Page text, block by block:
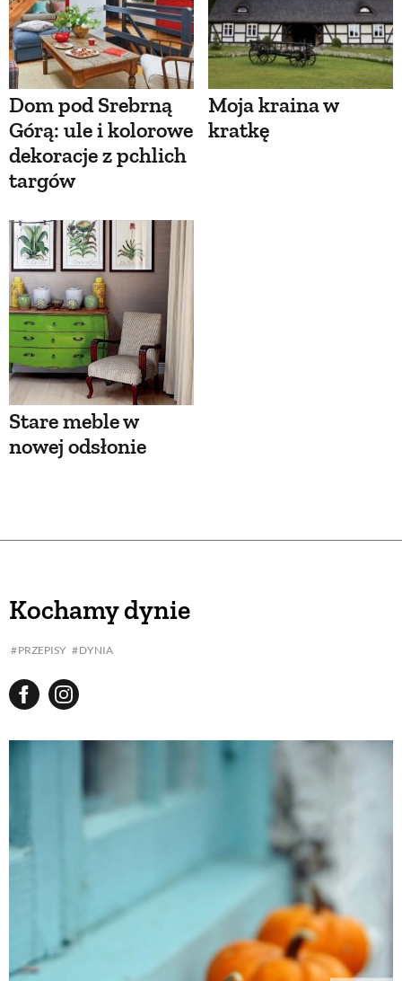
Dom pod Srebrną
Górą: ule i kolorowe
dekoracje z pchlich
targów
Moja kraina w
kratkę
Stare meble w
nowej odsłonie
Kochamy dynie
PRZEPISY DYNIA